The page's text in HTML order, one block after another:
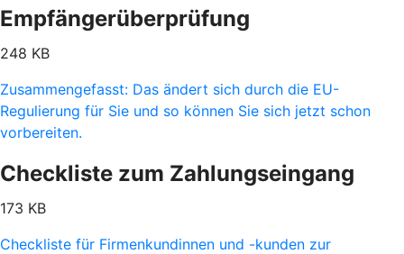
Empfängerüberprüfung
248 KB
Zusammengefasst: Das ändert sich durch die EU-
Regulierung für Sie und so können Sie sich jetzt schon
vorbereiten.
Checkliste zum Zahlungseingang
173 KB
Checkliste für Firmenkundinnen und -kunden zur